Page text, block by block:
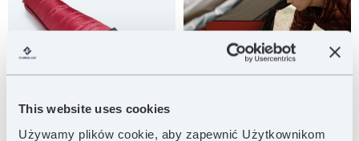
This website uses cookies
Używamy plików cookie, aby zapewnić Użytkownikom